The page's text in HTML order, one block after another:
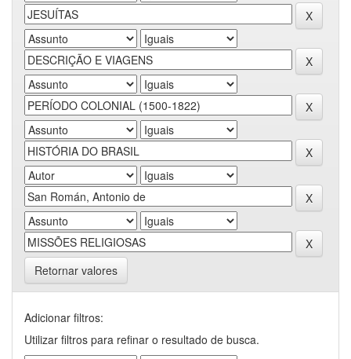
Retornar valores
Adicionar filtros:
Utilizar filtros para refinar o resultado de busca.